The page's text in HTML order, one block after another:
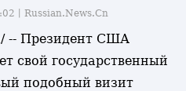
丨Russian.News.Cn
-- Президент США
свой государственный
подобный визит